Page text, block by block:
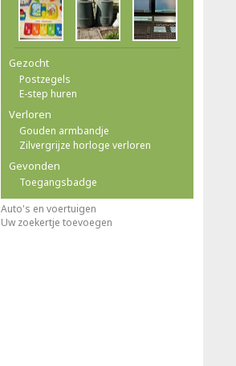
Gezocht
Postzegels
E-step huren
Verloren
Gouden armbandje
Zilvergrijze horloge verloren
Gevonden
Toegangsbadge
Auto's en voertuigen
Uw zoekertje toevoegen